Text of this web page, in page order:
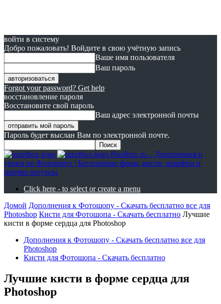
войти в систему
Добро пожаловать! Войдите в свою учётную запись
Ваше имя пользователя
Ваш пароль
Forgot your password? Get help
восстановление пароля
Восстановите свой пароль
Ваш адрес электронной почты
Пароль будет выслан Вам по электронной почте.
Pixelbox.ru – Дополнения и
уроки по Фотошопу | Бесплатные фоны, кисти, шрифты и
прочие ресурсы
Click here - to select or create a menu
Домой Дополнения к Фотошопу - Скачать бесплатно все для
Photoshop Кисти для Фотошопа - Скачать бесплатно Лучшие
кисти в форме сердца для Photoshop
Дополнения к Фотошопу - Скачать бесплатно все для
Photoshop
Кисти для Фотошопа - Скачать бесплатно
Лучшие кисти в форме сердца для
Photoshop